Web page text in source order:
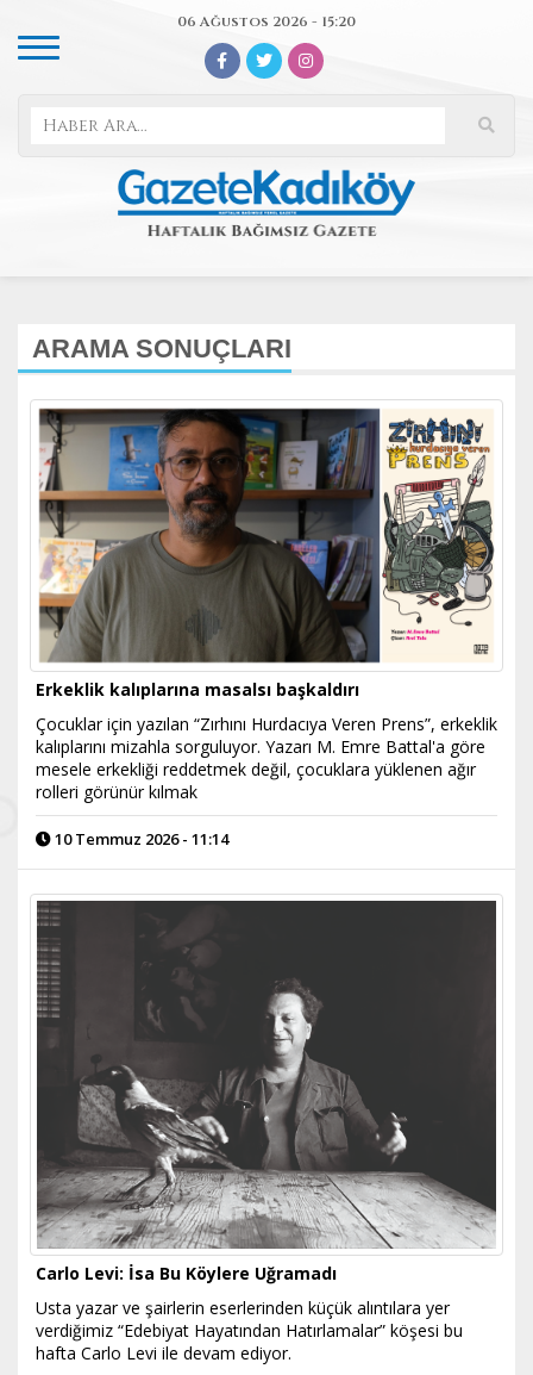
06 Ağustos 2026 - 15:20
ARAMA SONUÇLARI
Erkeklik kalıplarına masalsı başkaldırı
Çocuklar için yazılan “Zırhını Hurdacıya Veren Prens”, erkeklik
kalıplarını mizahla sorguluyor. Yazarı M. Emre Battal'a göre
mesele erkekliği reddetmek değil, çocuklara yüklenen ağır
rolleri görünür kılmak
10 Temmuz 2026 - 11:14
Carlo Levi: İsa Bu Köylere Uğramadı
Usta yazar ve şairlerin eserlerinden küçük alıntılara yer
verdiğimiz “Edebiyat Hayatından Hatırlamalar” köşesi bu
hafta Carlo Levi ile devam ediyor.